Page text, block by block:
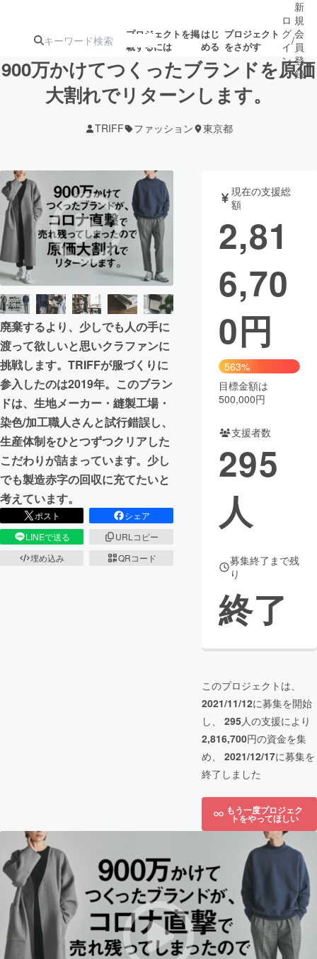
プロジェクトを掲
載するには
はじ
める
プロジェクト
をさがす
ターン
ジェクト
募集終了が近いプ
ロジェクト
アート・写真 音楽
テクノロジー・ガジェット ゲーム・サ
映像・映画
ビジネス・起業
まちづくり・地域活性化
CAMPFIRE for Social Good CAMPFIRE Creation
CAMPFIREふるさと納税 machi-ya コミュニティ
ロ
グ
イ
ン
/
新
規
会
員
登
録
900万かけてつくったブランドを原価
大割れでリターンします。
TRIFF ファッション 東京都
廃棄するより、少しでも人の手に
渡って欲しいと思いクラファンに
挑戦します。TRIFFが服づくりに
参入したのは2019年。このブラン
ドは、生地メーカー・縫製工場・
染色/加工職人さんと試行錯誤し、
生産体制をひとつずつクリアした
こだわりが詰まっています。少し
でも製造赤字の回収に充てたいと
考えています。
ポスト
シェア
LINEで送る
URLコピー
埋め込み
QRコード
現在の支援総
額
2,81
6,70
0円
563%
目標金額は
500,000円
支援者数
295
人
募集終了まで残
り
終了
このプロジェクトは、
2021/11/12に募集を開始
し、 295人の支援により
2,816,700円の資金を集
め、 2021/12/17に募集を
終了しました
もう一度プロジェク
トをやってほしい